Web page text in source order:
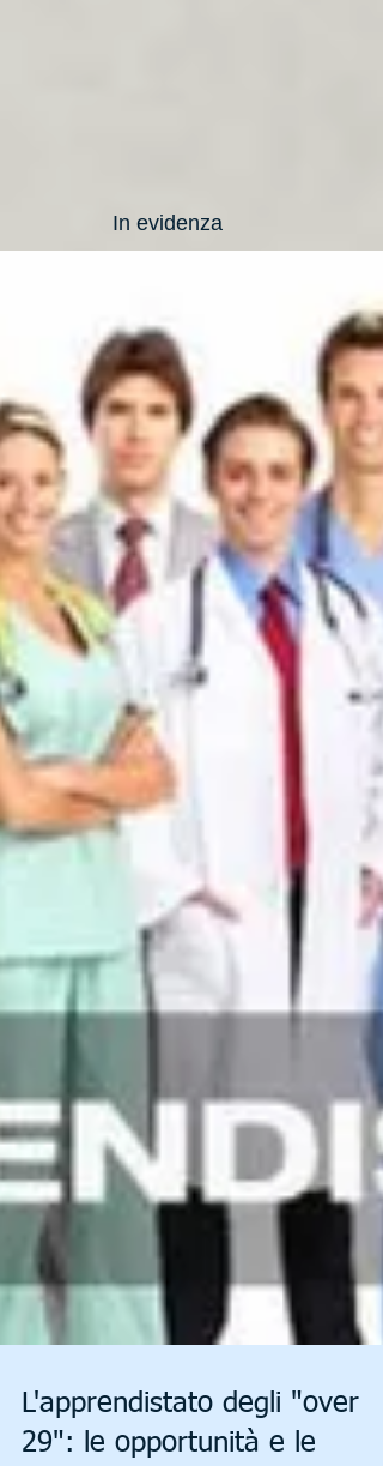
In evidenza
L'apprendistato degli "over